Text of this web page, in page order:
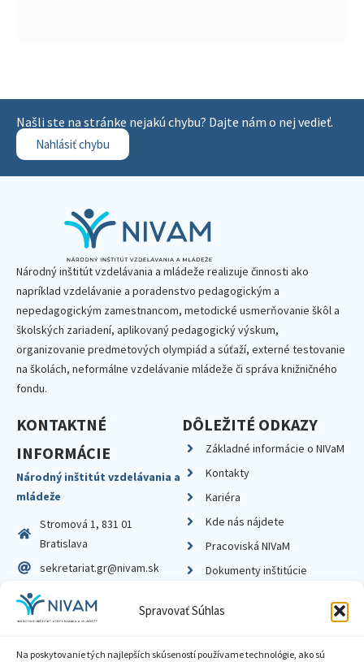
Spravovať Súhlas
Na poskytovanie tých najlepších skúseností používame technológie, ako sú
Našli ste na stránke nejakú chybu? Dajte nám o nej vedieť.
Nahlásiť chybu
Národný inštitút vzdelávania a mládeže realizuje činnosti ako
napríklad vzdelávanie a poradenstvo pedagogickým a
nepedagogickým zamestnancom, metodické usmerňovanie škôl a
školských zariadení, aplikovaný pedagogický výskum,
organizovanie predmetových olympiád a súťaží, externé testovanie
na školách, neformálne vzdelávanie mládeže či správa knižničného
fondu.
KONTAKTNÉ
INFORMÁCIE
Národný inštitút vzdelávania a
mládeže
Stromová 1, 831 01
Bratislava
sekretariat.gr@nivam.sk
IČO: 00164348
DIČ: 2020798714
DÔLEŽITÉ ODKAZY
Základné informácie o NIVaM
Kontakty
Kariéra
Kde nás nájdete
Pracoviská NIVaM
Dokumenty inštitúcie